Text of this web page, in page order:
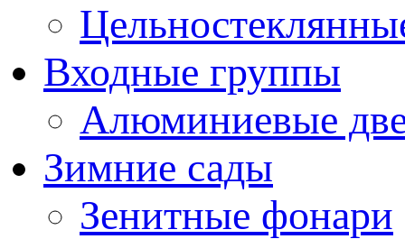
Входные группы
Алюминиевые
Зимние сады
Зенитные фонари